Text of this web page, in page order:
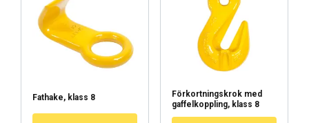
Fathake, klass 8
Förkortningskrok med
gaffelkoppling, klass 8